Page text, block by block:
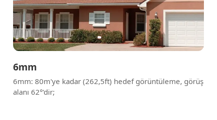
6mm
6mm: 80m'ye kadar (262,5ft) hedef görüntüleme, görüş
alanı 62°'dir;